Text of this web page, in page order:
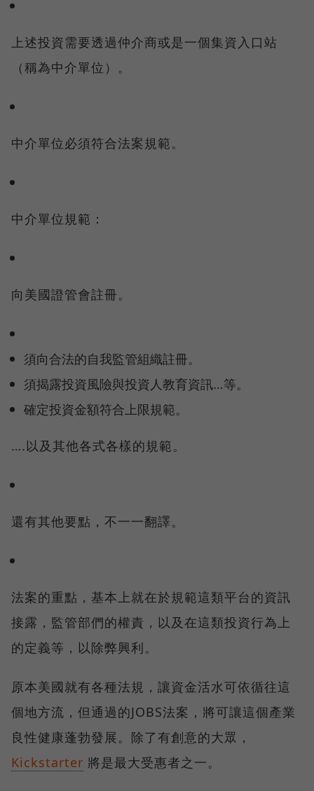
上述投資需要透過仲介商或是一個集資入口站
（稱為中介單位）。
中介單位必須符合法案規範。
中介單位規範：
向美國證管會註冊。
須向合法的自我監管組織註冊。
須揭露投資風險與投資人教育資訊…等。
確定投資金額符合上限規範。
….以及其他各式各樣的規範。
還有其他要點，不一一翻譯。
法案的重點，基本上就在於規範這類平台的資訊
接露，監管部們的權責，以及在這類投資行為上
的定義等，以除弊興利。
原本美國就有各種法規，讓資金活水可依循往這
個地方流，但通過的JOBS法案，將可讓這個產業
良性健康蓬勃發展。除了有創意的大眾，
Kickstarter 將是最大受惠者之一。